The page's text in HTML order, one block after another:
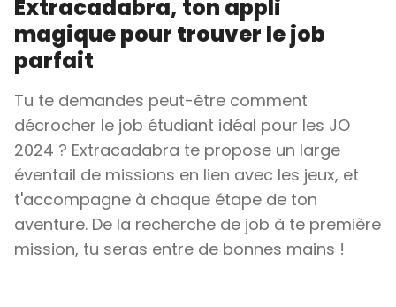
Extracadabra, ton appli
magique pour trouver le job
parfait
Tu te demandes peut-être comment
décrocher le job étudiant idéal pour les JO
2024 ? Extracadabra te propose un large
éventail de missions en lien avec les jeux, et
t'accompagne à chaque étape de ton
aventure. De la recherche de job à te première
mission, tu seras entre de bonnes mains !